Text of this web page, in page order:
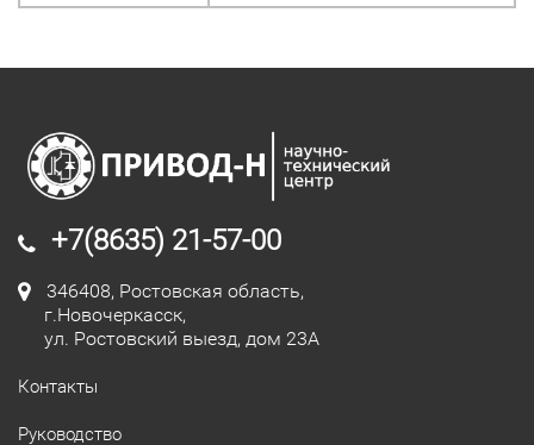
+7(8635) 21-57-00
346408, Ростовская область,
г.Новочеркасск,
ул. Ростовский выезд, дом 23А
Контакты
Руководство